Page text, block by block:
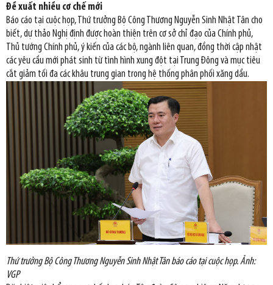
Đề xuất nhiều cơ chế mới
Báo cáo tại cuộc họp, Thứ trưởng Bộ Công Thương Nguyễn Sinh Nhật Tân cho
biết, dự thảo Nghị định được hoàn thiện trên cơ sở chỉ đạo của Chính phủ,
Thủ tướng Chính phủ, ý kiến của các bộ, ngành liên quan, đồng thời cập nhật
các yêu cầu mới phát sinh từ tình hình xung đột tại Trung Đông và mục tiêu
cắt giảm tối đa các khâu trung gian trong hệ thống phân phối xăng dầu.
Thứ trưởng Bộ Công Thương Nguyễn Sinh Nhật Tân báo cáo tại cuộc họp. Ảnh:
VGP